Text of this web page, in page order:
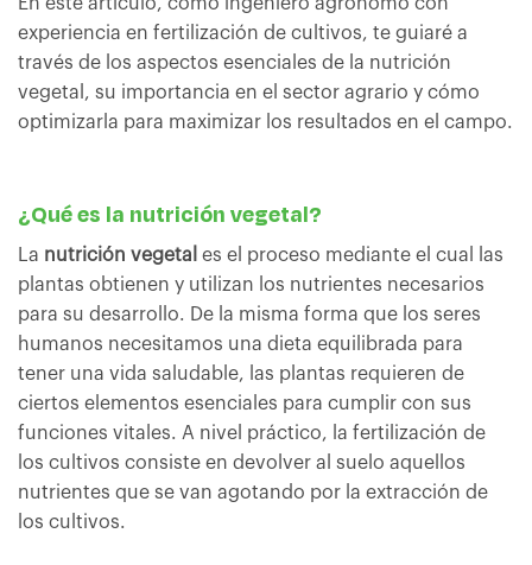
En este artículo, como ingeniero agrónomo con
experiencia en fertilización de cultivos, te guiaré a
través de los aspectos esenciales de la nutrición
vegetal, su importancia en el sector agrario y cómo
optimizarla para maximizar los resultados en el campo.
¿Qué es la nutrición vegetal?
La nutrición vegetal es el proceso mediante el cual las
plantas obtienen y utilizan los nutrientes necesarios
para su desarrollo. De la misma forma que los seres
humanos necesitamos una dieta equilibrada para
tener una vida saludable, las plantas requieren de
ciertos elementos esenciales para cumplir con sus
funciones vitales. A nivel práctico, la fertilización de
los cultivos consiste en devolver al suelo aquellos
nutrientes que se van agotando por la extracción de
los cultivos.